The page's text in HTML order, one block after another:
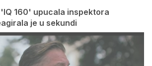
160' upucala inspektora
je u sekundi